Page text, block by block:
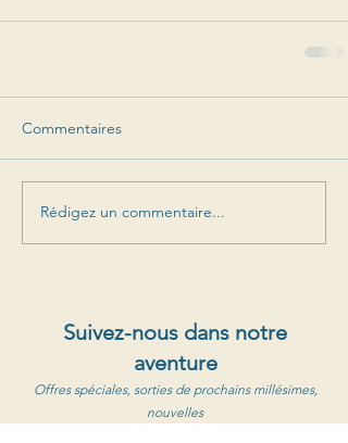
Commentaires
Rédigez un commentaire...
Suivez-nous dans notre
aventure
Offres spéciales, sorties de prochains millésimes,
nouvelles